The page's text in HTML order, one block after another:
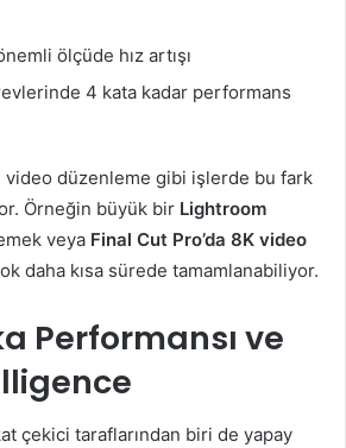
ölçüde hız artışı
4 kata kadar performans
düzenleme gibi işlerde bu fark
Örneğin büyük bir Lightroom
veya Final Cut Pro’da 8K video
daha kısa sürede tamamlanabiliyor.
Performansı ve
çekici taraflarından biri de yapay